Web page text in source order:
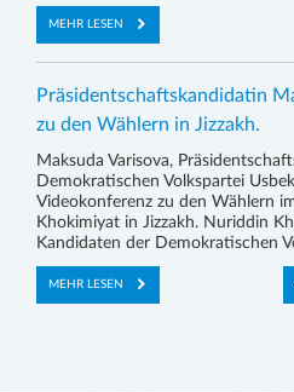
MEHR LESEN
Präsidentschaftskandidatin
zu den Wählern in Jizzakh.
Maksuda Varisova,
Demokratischen Volkspartei
Videokonferenz zu den Wählern
Khokimiyat in Jizzakh. Nuriddin
Kandidaten der Demokratischen
MEHR LESEN